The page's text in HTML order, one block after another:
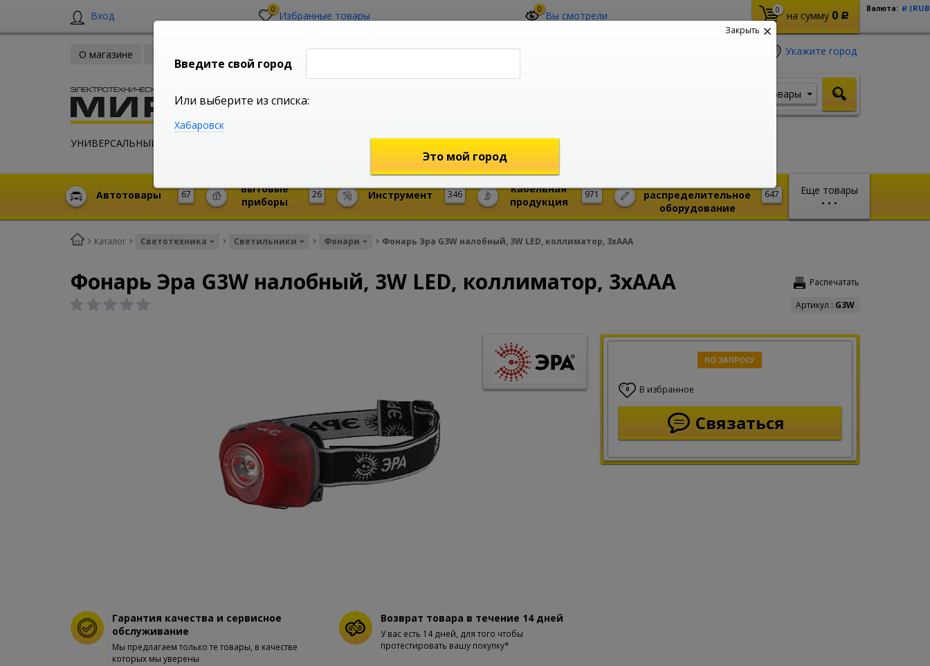
Вход 0 Избранные товары 0 Вы смотрели 0 на сумму 0 Р
Валюта: Р
О магазине
УНИВЕРСАЛЬНЫЙ ИНТЕРНЕТ МАГАЗИН
Укажите город
shop@mireks.ru
Товары
Еще товары
• • •
67
Автотовары 26
Бытовые
приборы
346
Инструмент 971
Кабельная
продукция
647
распределительное
оборудование
Каталог Светотехника Светильники Фонари Фонарь Эра G3W налобный, 3W LED, коллиматор, 3xAAA
Распечатать
Фонарь Эра G3W налобный, 3W LED, коллиматор, 3xAAA
Артикул : G3W
ПО ЗАПРОСУ
0 В избранное
Связаться
Гарантия качества и сервисное
обслуживание
Мы предлагаем только те товары, в качестве
которых мы уверены
Возврат товара в течение 14 дней
У вас есть 14 дней, для того чтобы
протестировать вашу покупку*
Закрыть
Введите свой город
Или выберите из списка:
Хабаровск
Это мой город